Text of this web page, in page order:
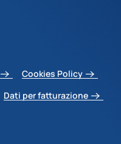
Cookies Policy
Dati per fatturazione